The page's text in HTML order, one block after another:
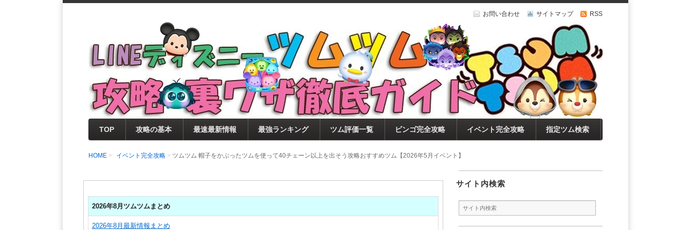
お問い合わせ サイトマップ RSS
LINEディズニー ツムツム攻略・裏ワザ徹底ガイド
支持率No1！痒いところに手が届くツムツム攻略サイト！新ツム・イベント・ピックアップ・
セレクト情報をいち早く提供するとともに、ビンゴ・キャラ評価も丁寧に解説！ツムツムを12
0％楽しめるサイトを目指しています。
TOP 攻略の基本 最速最新情報 最強ランキング ツム評価一覧 ビンゴ完全攻略 イベント完全攻略 指定ツム検索
HOME イベント完全攻略 ツムツム 帽子をかぶったツムを使って40チェーン以上を出そう攻略おすすめツム【2026年5月イベント】
2026年8月ツムツムまとめ
2026年8月最新情報まとめ
サイト内検索